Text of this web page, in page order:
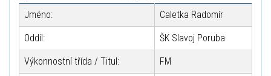
Jméno: Caletka Radomír
Oddíl: ŠK Slavoj Poruba
Výkonnostní třída / Titul: FM